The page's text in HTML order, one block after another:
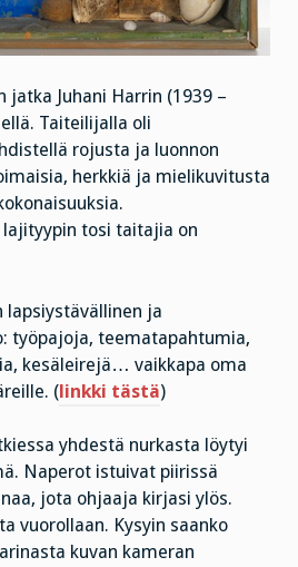
jatka Juhani Harrin (1939 –
Taiteilijalla oli
rojusta ja luonnon
herkkiä ja mielikuvitusta
tosi taitajia on
lapsiystävällinen ja
työpajoja, teematapahtumia,
kesäleirejä… vaikkapa oma
(linkki tästä)
yhdestä nurkasta löytyi
Naperot istuivat piirissä
jota ohjaaja kirjasi ylös.
vuorollaan. Kysyin saanko
kuvan kameran